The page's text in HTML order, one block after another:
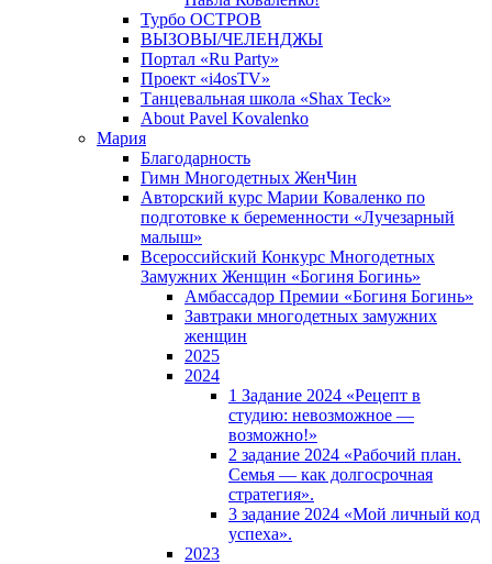
Турбо ОСТРОВ
ВЫЗОВЫ/ЧЕЛЕНДЖЫ
Портал «Ru Party»
Проект «i4osTV»
Танцевальная школа «Shax Teck»
About Pavel Kovalenko
Мария
Благодарность
Гимн Многодетных ЖенЧин
Авторский курс Марии Коваленко по
подготовке к беременности «Лучезарный
малыш»
Всероссийский Конкурс Многодетных
Замужних Женщин «Богиня Богинь»
Амбассадор Премии «Богиня Богинь»
Завтраки многодетных замужних
женщин
2025
2024
1 Задание 2024 «Рецепт в
студию: невозможное —
возможно!»
2 задание 2024 «Рабочий план.
Семья — как долгосрочная
стратегия».
3 задание 2024 «Мой личный код
успеха».
2023